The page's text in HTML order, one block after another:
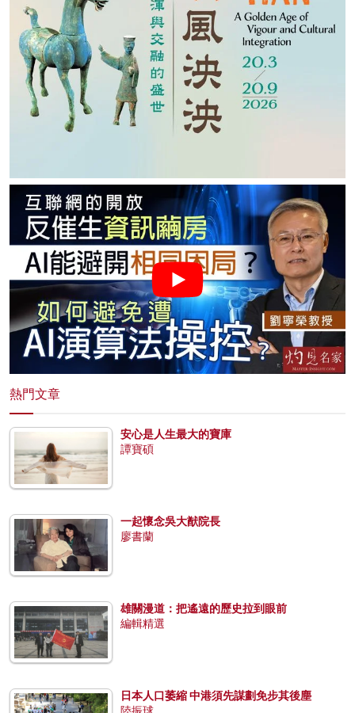
熱門文章
安心是人生最大的寶庫
譚寶碩
一起懷念吳大猷院長
廖書蘭
雄關漫道：把遙遠的歷史拉到眼前
編輯精選
日本人口萎縮 中港須先謀劃免步其後塵